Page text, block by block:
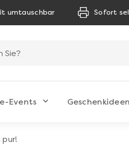
umtauschbar Sofort
Events Geschenkideen
pur!